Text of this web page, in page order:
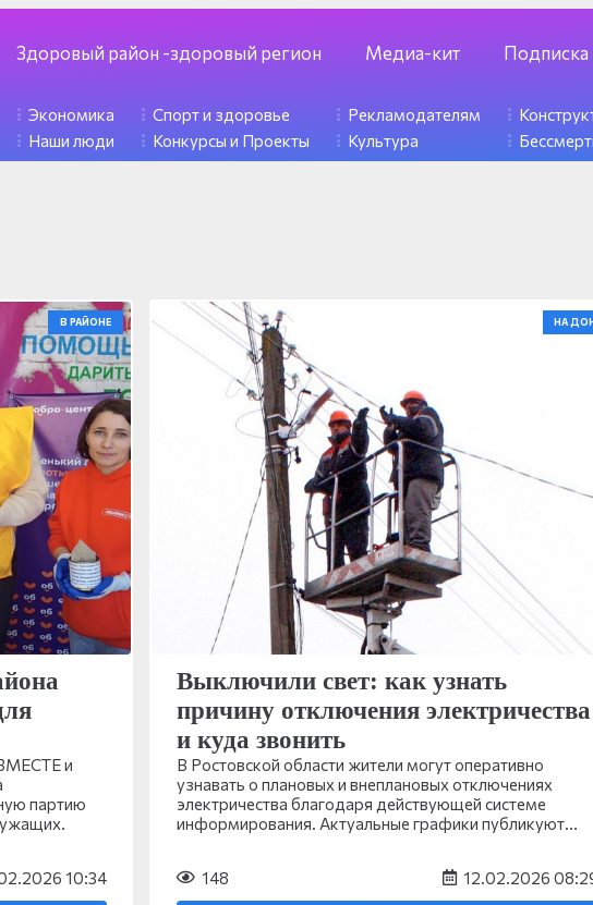
Здоровый район -здоровый регион Медиа-кит Подписка
Экономика
Наши люди
Спорт и здоровье
Конкурсы и Проекты
Рекламодателям
Культура
В РАЙОНЕ
и
партию
10:34
НА
Выключили свет: как узнать
причину отключения электричества
и куда звонить
В Ростовской области жители могут оперативно
узнавать о плановых и внеплановых отключениях
электричества благодаря действующей системе
информирования. Актуальные графики публикуют…
148 12.02.2026